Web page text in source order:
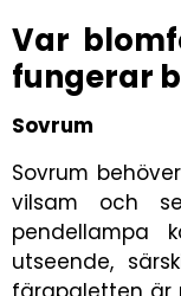
Var
fungerar
Sovrum
Sovrum
vilsam och
pendellampa
utseende,